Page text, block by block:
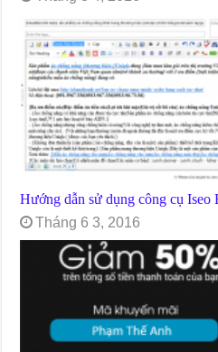
Hướng dẫn sử dụng công cụ Iseo
Tháng 6 3, 2016